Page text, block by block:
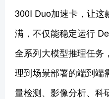
300I Duo加速卡，让这
满，不仅能稳定运行
全系列大模型推理任务
理到场景部署的端到端
量检测、影像分析、科